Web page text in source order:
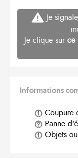
Je
Je clique sur ce
Informations
Coupure
Panne
Objets